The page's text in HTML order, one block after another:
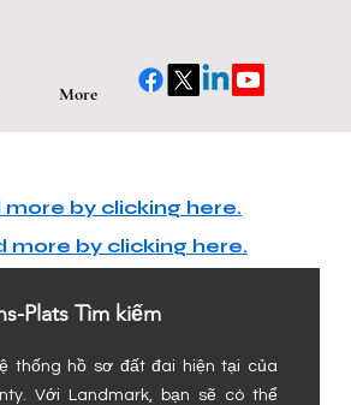
More
more by clicking here.
more by clicking here.
Plats Tìm kiếm
thống hồ sơ đất đai hiện tại của
Với Landmark, bạn sẽ có thể